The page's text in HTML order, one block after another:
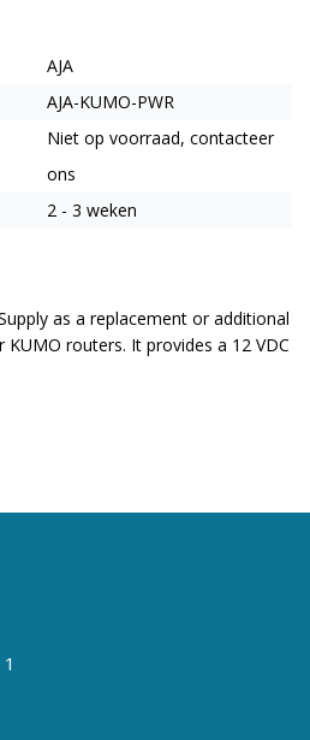
AJA
AJA-KUMO-PWR
Niet op voorraad, contacteer
ons
2 - 3 weken
as a replacement or additional
routers. It provides a 12 VDC